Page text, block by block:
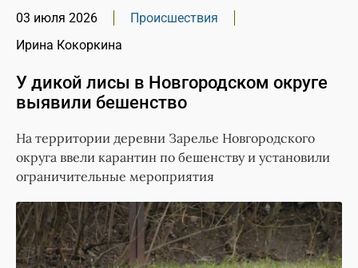
03 июля 2026
Происшествия
Ирина Кокоркина
У дикой лисы в Новгородском округе
выявили бешенство
На территории деревни Зарелье Новгородского
округа ввели карантин по бешенству и установили
ограничительные мероприятия